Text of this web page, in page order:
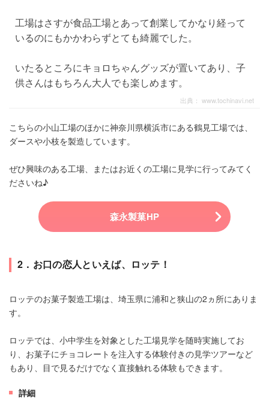
工場はさすが食品工場とあって創業してかなり経って
いるのにもかかわらずとても綺麗でした。
いたるところにキョロちゃんグッズが置いてあり、子
供さんはもちろん大人でも楽しめます。
出典： www.tochinavi.net
こちらの小山工場のほかに神奈川県横浜市にある鶴見工場では、
ダースや小枝を製造しています。
ぜひ興味のある工場、またはお近くの工場に見学に行ってみてく
ださいね♪
森永製菓HP
2．お口の恋人といえば、ロッテ！
ロッテのお菓子製造工場は、埼玉県に浦和と狭山の2ヵ所にありま
す。
ロッテでは、小中学生を対象とした工場見学を随時実施してお
り、お菓子にチョコレートを注入する体験付きの見学ツアーなど
もあり、目で見るだけでなく直接触れる体験もできます。
詳細